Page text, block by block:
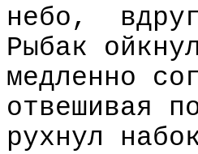
небо,
вдруг
Рыбак
медленно
отвешивая
рухнул